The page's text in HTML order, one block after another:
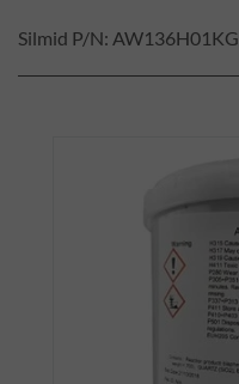
Silmid P/N: AW136H01KG